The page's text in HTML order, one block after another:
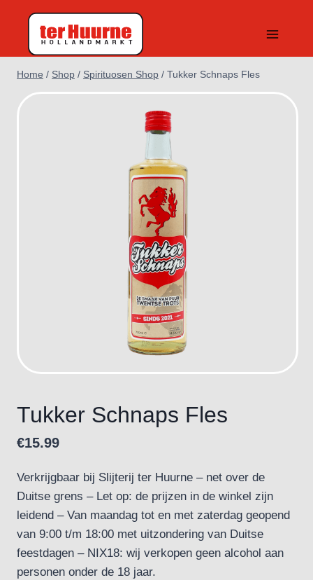
inhoud
Home / Shop / Spirituosen Shop / Tukker Schnaps Fles
Tukker Schnaps Fles
€15.99
Verkrijgbaar bij Slijterij ter Huurne – net over de
Duitse grens – Let op: de prijzen in de winkel zijn
leidend – Van maandag tot en met zaterdag geopend
van 9:00 t/m 18:00 met uitzondering van Duitse
feestdagen – NIX18: wij verkopen geen alcohol aan
personen onder de 18 jaar.